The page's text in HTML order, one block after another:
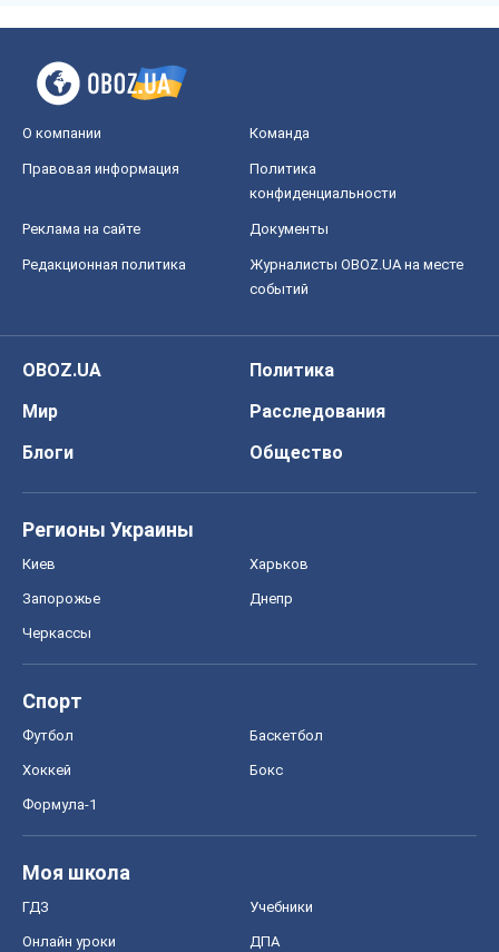
О компании Команда
Правовая информация
Политика
конфиденциальности
Реклама на сайте Документы
Редакционная политика
Журналисты OBOZ.UA на месте
событий
OBOZ.UA
Политика
Мир
Расследования
Блоги
Общество
Регионы Украины
Киев Харьков
Запорожье Днепр
Черкассы
Спорт
Футбол Баскетбол
Хоккей Бокс
Формула-1
Моя школа
ГДЗ Учебники
Онлайн уроки ДПА